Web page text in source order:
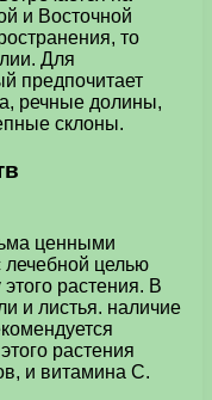
и Восточной
то
Для
предпочитает
речные долины,
склоны.
ценными
целью
растения. В
и листья. наличие
растения
и витамина С.